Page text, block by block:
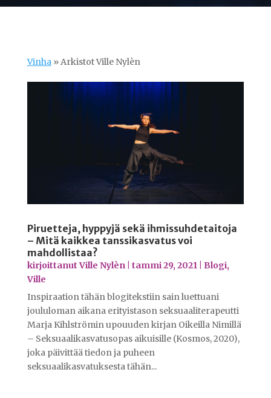
Vinha»Arkistot Ville Nylèn
Piruetteja, hyppyjä sekä ihmissuhdetaitoja
– Mitä kaikkea tanssikasvatus voi
mahdollistaa?
kirjoittanutVille Nylèn tammi 29, 2021 Blogi,
Ville
Inspiraation tähän blogitekstiin sain luettuani
joululoman aikana erityistason seksuaaliterapeutti
Marja Kihlströmin upouuden kirjan Oikeilla Nimillä
– Seksuaalikasvatusopas aikuisille (Kosmos, 2020),
joka päivittää tiedon ja puheen
seksuaalikasvatuksesta tähän...